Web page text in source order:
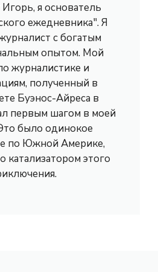
я основатель
ежедневника". Я
с богатым
опытом. Мой
журналистике и
полученный в
Буэнос-Айреса в
первым шагом в моей
было одинокое
по Южной Америке,
катализатором этого